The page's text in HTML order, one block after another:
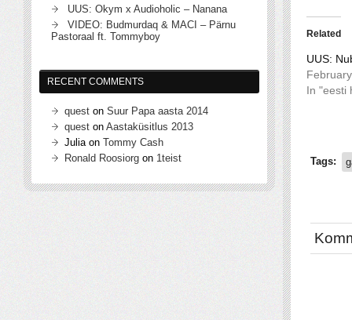
Related
UUS:
In "eesti
Tags:
UUS: Okym x Audioholic – Nanana
VIDEO: Budmurdaq & MACI – Pärnu
Pastoraal ft. Tommyboy
RECENT COMMENTS
quest on Suur Papa aasta 2014
quest on Aastaküsitlus 2013
Juliaon Tommy Cash
Ronald Roosiorg on 1teist